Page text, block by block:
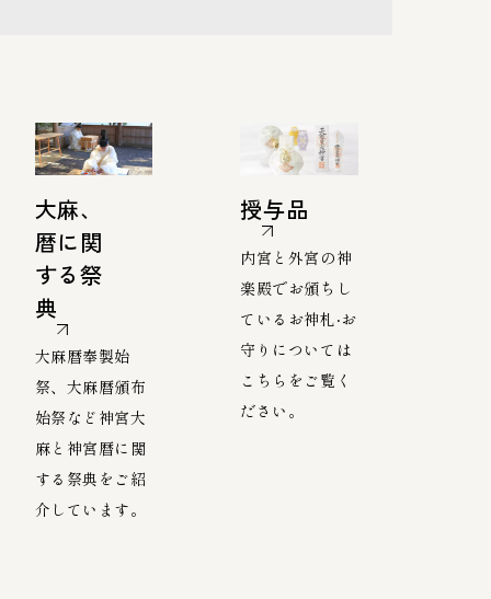
大麻、
暦に関
する祭
典
大麻暦奉製始
祭、大麻暦頒布
始祭など神宮大
麻と神宮暦に関
する祭典をご紹
介しています。
授与品
内宮と外宮の神
楽殿でお頒ちし
ているお神札‧お
守りについては
こちらをご覧く
ださい。